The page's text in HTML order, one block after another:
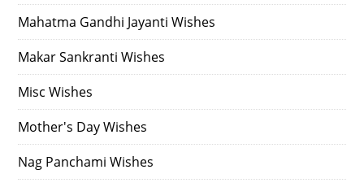
Mahatma Gandhi Jayanti Wishes
Makar Sankranti Wishes
Misc Wishes
Mother's Day Wishes
Nag Panchami Wishes